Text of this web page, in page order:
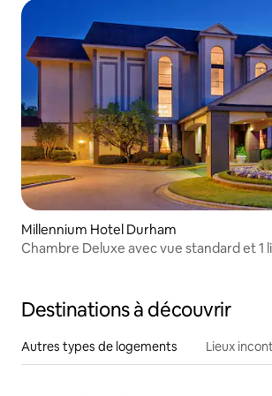
Millennium Hotel Durham
Chambre Deluxe avec vue standard et 1
Destinations à découvrir
Autres types de logements Lieux